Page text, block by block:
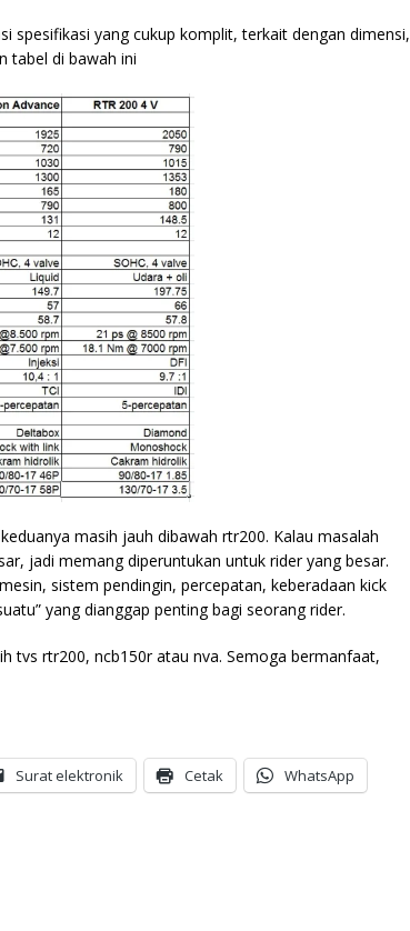
spesifikasi yang cukup komplit, terkait dengan dimensi,
tabel di bawah ini
masih jauh dibawah rtr200. Kalau masalah
jadi memang diperuntukan untuk rider yang besar.
sistem pendingin, percepatan, keberadaan kick
yang dianggap penting bagi seorang rider.
tvs rtr200, ncb150r atau nva. Semoga bermanfaat,
Surat elektronik Cetak WhatsApp